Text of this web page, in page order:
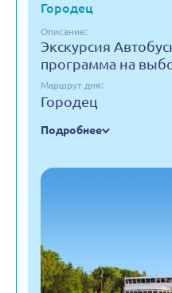
Городец
Описание:
Экскурсия
программа на
Маршрут дня:
Городец
Подробнее